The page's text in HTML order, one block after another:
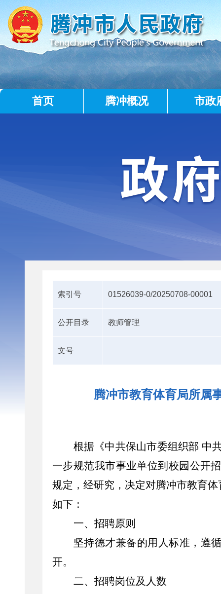
首页 腾冲概况 市政
索引号 01526039-0/20250708-00001
公开目录 教师管理
文号
腾冲市教育体育局所属
根据《中共保山市委组织部 中
一步规范我市事业单位到校园公开
规定，经研究，决定对腾冲市教育体
如下：
一、招聘原则
坚持德才兼备的用人标准，遵
开。
二、招聘岗位及人数